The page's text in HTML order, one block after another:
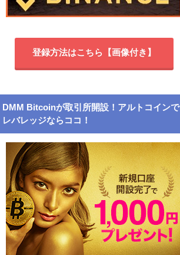
登録方法はこちら【画像付き】
DMM Bitcoinが取引所開設！アルトコインで
レバレッジならココ！